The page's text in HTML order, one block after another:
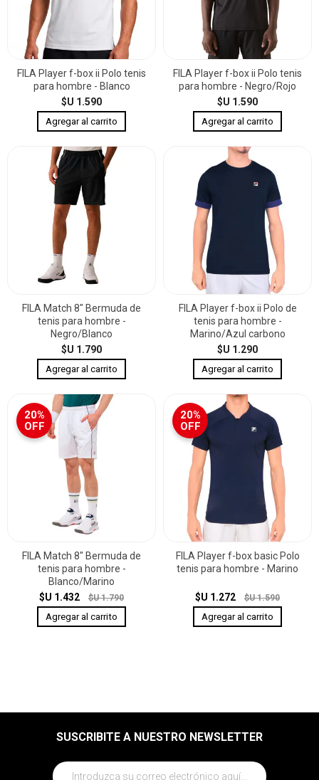
FILA Player f-box ii Polo tenis
para hombre - Blanco
$U 1.590
FILA Player f-box ii Polo tenis
para hombre - Negro/Rojo
$U 1.590
FILA Match 8" Bermuda de
tenis para hombre -
Negro/Blanco
$U 1.790
FILA Player f-box ii Polo de
tenis para hombre -
Marino/Azul carbono
$U 1.290
20%
OFF
FILA Match 8" Bermuda de
tenis para hombre -
Blanco/Marino
$U 1.432
$U 1.790
20%
OFF
FILA Player f-box basic Polo
tenis para hombre - Marino
$U 1.272 $U 1.590
SUSCRIBITE A NUESTRO NEWSLETTER